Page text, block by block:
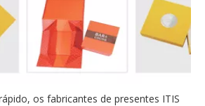
os fabricantes de presentes ITIS